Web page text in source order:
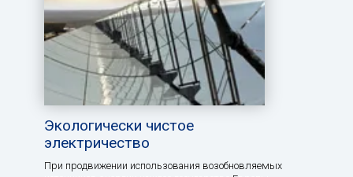
Экологически чистое
электричество
При продвижении использования возобновляемых